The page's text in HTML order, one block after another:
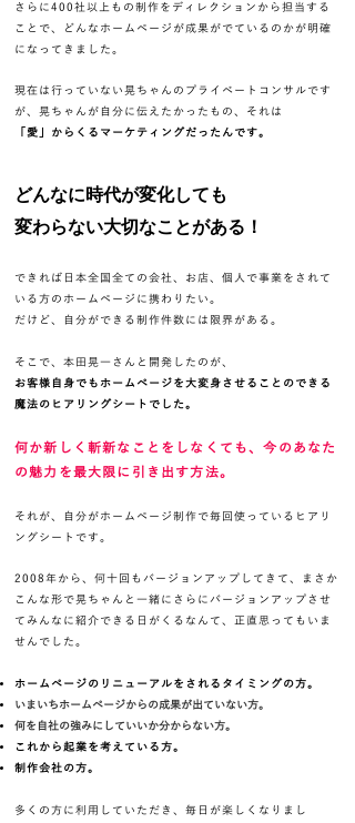
さらに400社以上もの制作をディレクションから担当する
ことで、どんなホームページが成果がでているのかが明確
になってきました。
現在は行っていない晃ちゃんのプライベートコンサルです
が、晃ちゃんが自分に伝えたかったもの、それは
「愛」からくるマーケティングだったんです。
​どんなに時代が変化しても
​変わらない大切なことがある！
できれば日本全国全ての会社、お店、個人で事業をされて
いる方のホームページに携わりたい。
​だけど、自分ができる制作件数には限界がある。
そこで、本田晃一さんと開発したのが、
お客様自身でもホームページを大変身させることのできる
魔法のヒアリングシートでした。
何か新しく斬新なことをしなくても、今のあなた
の魅力を最大限に引き出す方法。
それが、自分がホームページ制作で毎回使っているヒアリ
ングシートです。
2008年から、何十回もバージョンアップしてきて、まさか
こんな形で晃ちゃんと一緒にさらにバージョンアップさせ
てみんなに紹介できる日がくるなんて、正直思ってもいま
せんでした。
ホームページのリニューアルをされるタイミングの方。
​いまいちホームページからの成果が出ていない方。
何を自社の強みにしていいか分からない方。
これから起業を考えている方。
制作会社の方。
​多くの方に利用していただき、毎日が楽しくなりまし